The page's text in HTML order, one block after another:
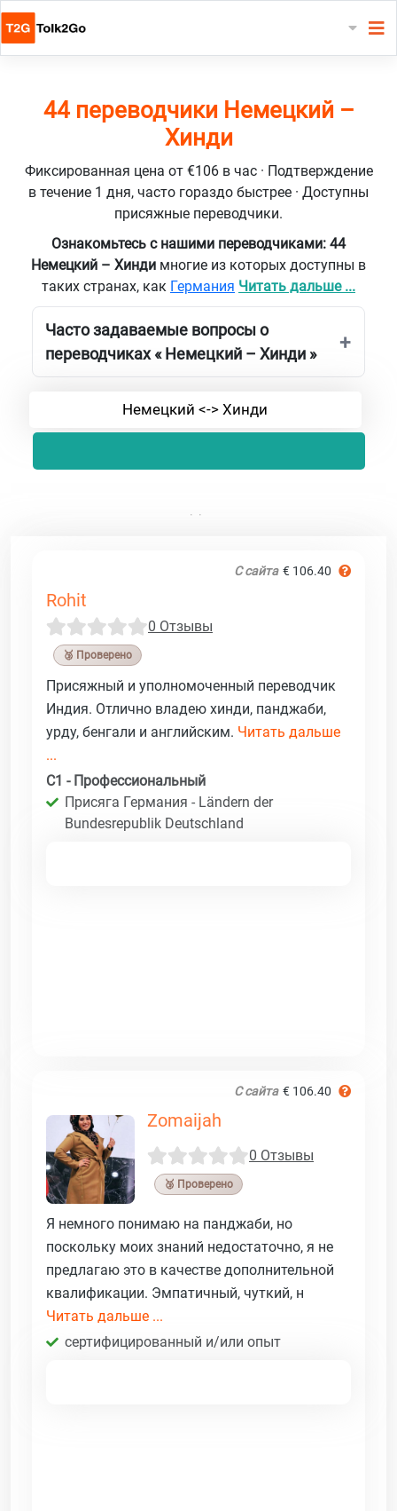
44 переводчики Немецкий –
Хинди
Фиксированная цена от €106 в час · Подтверждение
в течение 1 дня, часто гораздо быстрее · Доступны
присяжные переводчики.
Ознакомьтесь с нашими переводчиками: 44
Немецкий – Хинди многие из которых доступны в
таких странах, как Германия Читать дальше ...
Часто задаваемые вопросы о
переводчиках « Немецкий – Хинди »
Немецкий <-> Хинди
С сайта € 106.40
Rohit
0 Отзывы
🥉 Проверено
Присяжный и уполномоченный переводчик
Индия. Отлично владею хинди, панджаби,
урду, бенгали и английским. Читать дальше
...
C1 - Профессиональный
Присяга Германия - Ländern der
Bundesrepublik Deutschland
С сайта € 106.40
Zomaijah
0 Отзывы
🥉 Проверено
Я немного понимаю на панджаби, но
поскольку моих знаний недостаточно, я не
предлагаю это в качестве дополнительной
квалификации. Эмпатичный, чуткий, н
Читать дальше ...
сертифицированный и/или опыт